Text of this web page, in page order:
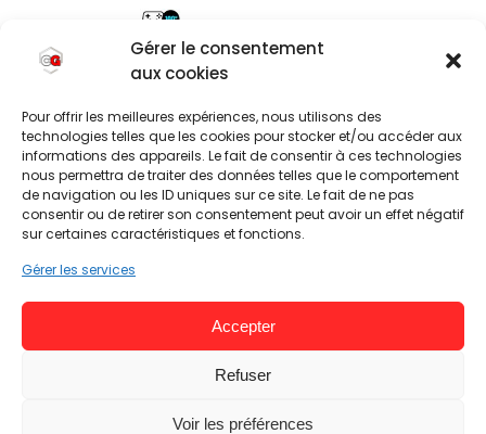
Gérer le consentement
aux cookies
Pour offrir les meilleures expériences, nous utilisons des
technologies telles que les cookies pour stocker et/ou accéder aux
informations des appareils. Le fait de consentir à ces technologies
nous permettra de traiter des données telles que le comportement
de navigation ou les ID uniques sur ce site. Le fait de ne pas
consentir ou de retirer son consentement peut avoir un effet négatif
sur certaines caractéristiques et fonctions.
Gérer les services
Accepter
Refuser
Voir les préférences